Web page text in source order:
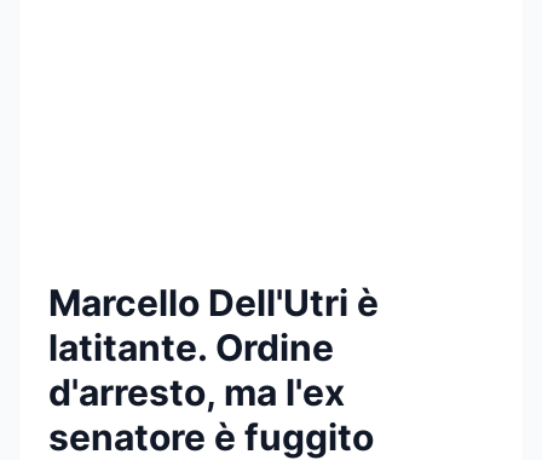
Marcello Dell'Utri è
latitante. Ordine
d'arresto, ma l'ex
senatore è fuggito